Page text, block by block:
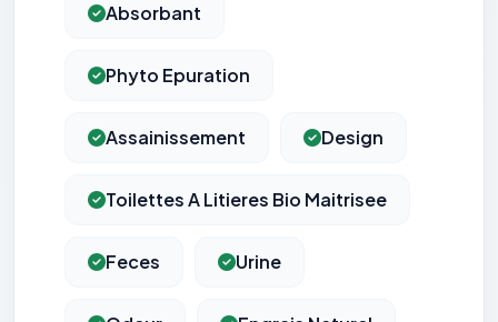
Absorbant
Phyto Epuration
Assainissement Design
Toilettes A Litieres Bio Maitrisee
Feces Urine